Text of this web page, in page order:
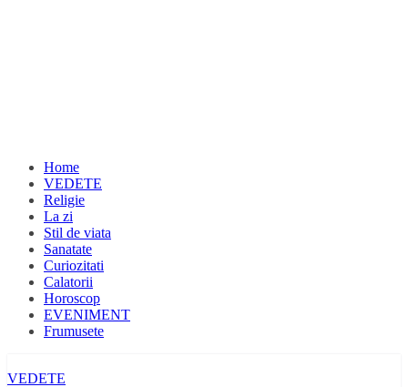
Home
VEDETE
Religie
La zi
Stil de viata
Sanatate
Curiozitati
Calatorii
Horoscop
EVENIMENT
Frumusete
VEDETE